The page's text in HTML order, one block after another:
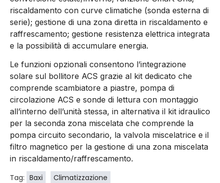
riscaldamento con curve climatiche (sonda esterna di
serie); gestione di una zona diretta in riscaldamento e
raffrescamento; gestione resistenza elettrica integrata
e la possibilità di accumulare energia.
Le funzioni opzionali consentono l’integrazione
solare sul bollitore ACS grazie al kit dedicato che
comprende scambiatore a piastre, pompa di
circolazione ACS e sonde di lettura con montaggio
all’interno dell’unità stessa, in alternativa il kit idraulico
per la seconda zona miscelata che comprende la
pompa circuito secondario, la valvola miscelatrice e il
filtro magnetico per la gestione di una zona miscelata
in riscaldamento/raffrescamento.
Tag: Baxi Climatizzazione